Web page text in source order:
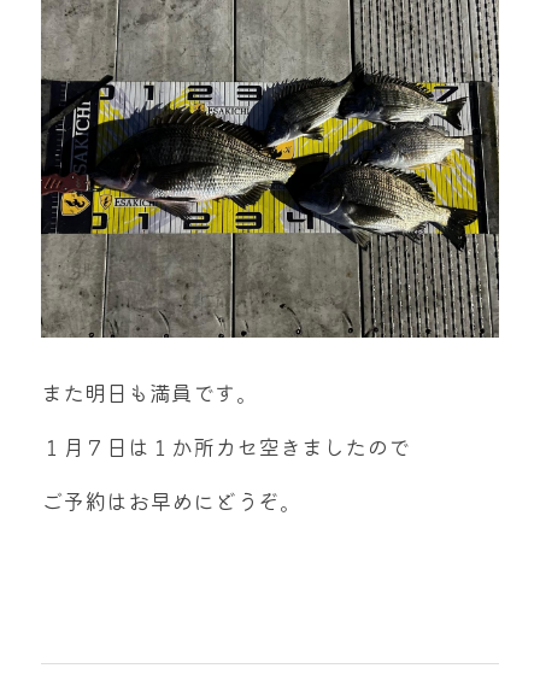
また明日も満員です。
１月７日は１か所カセ空きましたので
ご予約はお早めにどうぞ。